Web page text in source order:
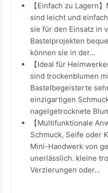
【Einfach zu Lagern
sind leicht und
sie für den Einsatz in
Bastelprojekten
können sie in der...
【Ideal für
sind trockenblumen
Bastelbegeisterte
einzigartigen
nagelgetrocknete
【Multifunktionale
Schmuck, Seife oder
Mini-Handwerk von
unerlässlich. kleine
Verzierungen oder...